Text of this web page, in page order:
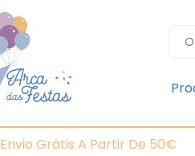
Envio Grátis A Partir De 50€